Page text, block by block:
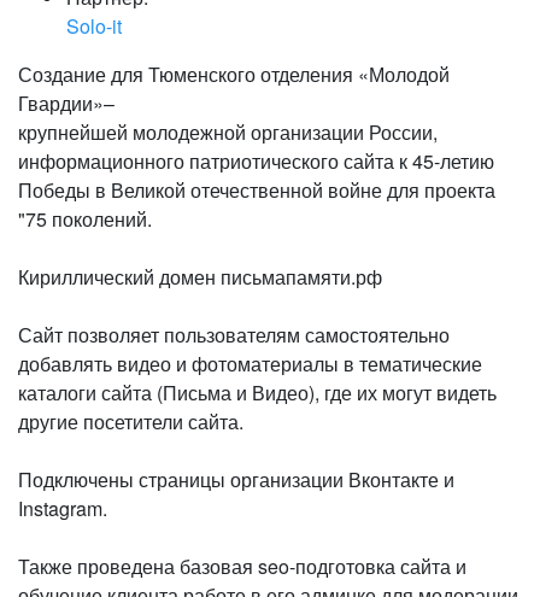
Solo-it
Создание для Тюменского отделения «Молодой
Гвардии»–
крупнейшей молодежной организации России,
информационного патриотического сайта к 45-летию
Победы в Великой отечественной войне для проекта
"75 поколений.
Кириллический домен письмапамяти.рф
Сайт позволяет пользователям самостоятельно
добавлять видео и фотоматериалы в тематические
каталоги сайта (Письма и Видео), где их могут видеть
другие посетители сайта.
Подключены страницы организации Вконтакте и
Instagram.
Также проведена базовая seo-подготовка сайта и